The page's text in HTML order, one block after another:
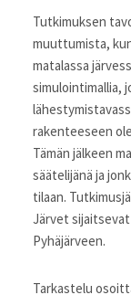
Tutkimuksen
muuttumista,
matalassa
simulointimallia,
rakenteeseen
Tämän jälkeen
säätelijänä ja
tilaan.
Järvet sijaitsevat
Pyhäjärveen.
Tarkastelu